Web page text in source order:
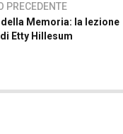
PRECEDENTE
Memoria: la lezione
Etty Hillesum